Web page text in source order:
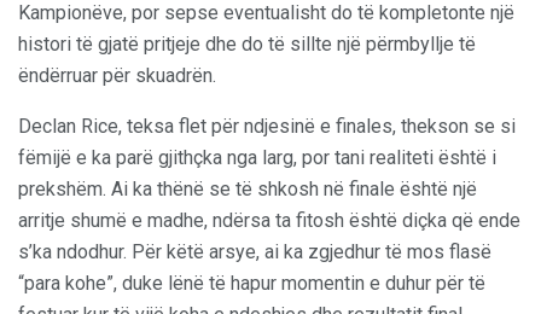
Kampionëve, por sepse eventualisht do të kompletonte një
histori të gjatë pritjeje dhe do të sillte një përmbyllje të
ëndërruar për skuadrën.
Declan Rice, teksa flet për ndjesinë e finales, thekson se si
fëmijë e ka parë gjithçka nga larg, por tani realiteti është i
prekshëm. Ai ka thënë se të shkosh në finale është një
arritje shumë e madhe, ndërsa ta fitosh është diçka që ende
s’ka ndodhur. Për këtë arsye, ai ka zgjedhur të mos flasë
“para kohe”, duke lënë të hapur momentin e duhur për të